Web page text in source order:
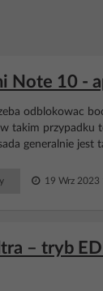
Note 10 -
odblokowac
takim przypadku
generalnie
19 Wrz 2023
– tryb